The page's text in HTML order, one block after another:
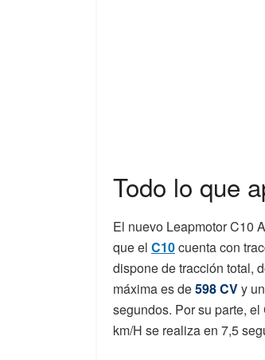
Todo lo que
El nuevo Leapmotor C10
que el C10cuenta con
dispone de tracción total,
máxima es de598 CVy
segundos. Por su parte,
km/H se realiza en 7,5